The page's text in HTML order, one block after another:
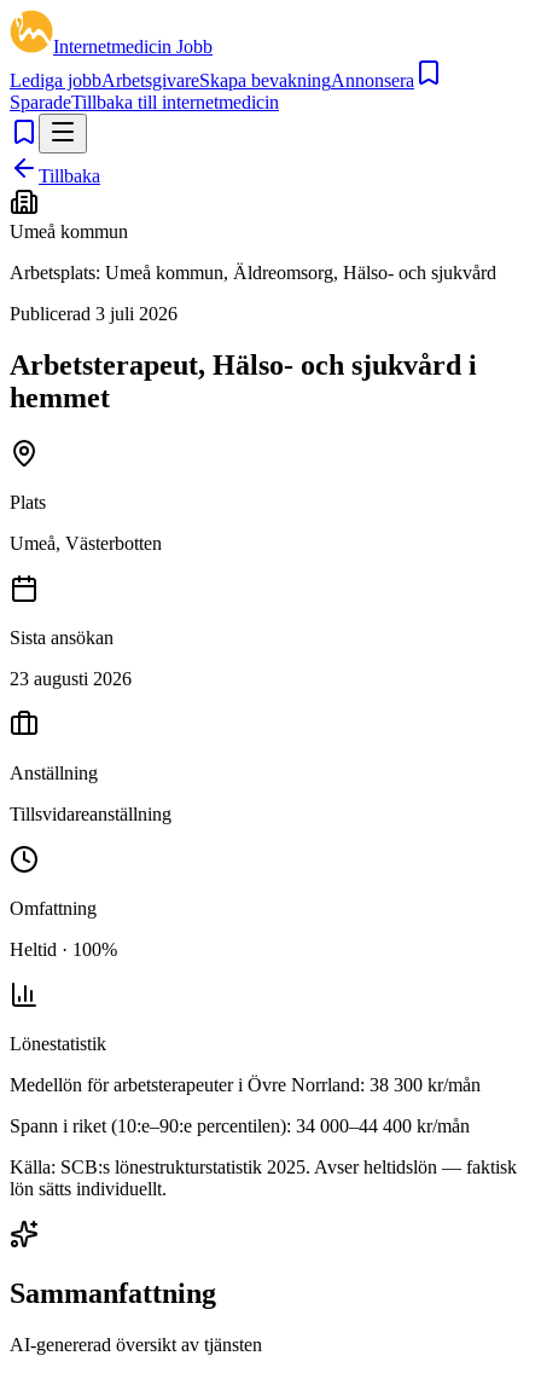
Internetmedicin Jobb
Lediga jobbArbetsgivareSkapa bevakningAnnonsera
SparadeTillbaka till internetmedicin
Tillbaka
Umeå kommun
Arbetsplats: Umeå kommun, Äldreomsorg, Hälso- och sjukvård
Publicerad 3 juli 2026
Arbetsterapeut, Hälso- och sjukvård i
hemmet
Plats
Umeå, Västerbotten
Sista ansökan
23 augusti 2026
Anställning
Tillsvidareanställning
Omfattning
Heltid · 100%
Lönestatistik
Medellön förarbetsterapeuteri Övre Norrland: 38 300 kr/mån
Spann i riket (10:e–90:e percentilen): 34 000–44 400 kr/mån
Källa: SCB:s lönestrukturstatistik 2025. Avser heltidslön — faktisk
lön sätts individuellt.
Sammanfattning
AI-genererad översikt av tjänsten